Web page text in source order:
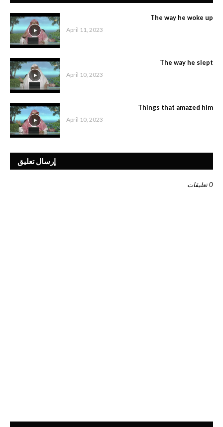
The way he woke up
April 11, 2023
The way he slept
April 10, 2023
Things that amazed him
April 10, 2023
إرسال تعليق
0 تعليقات